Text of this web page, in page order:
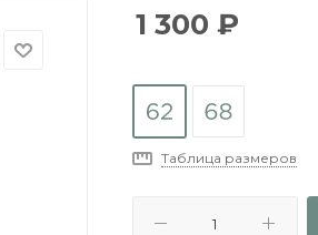
1 300 ₽
Таблица размеров